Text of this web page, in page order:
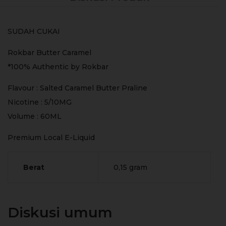
SUDAH CUKAI
Rokbar Butter Caramel
*100% Authentic by Rokbar
Flavour : Salted Caramel Butter Praline
Nicotine : 5/10MG
Volume : 60ML
Premium Local E-Liquid
Berat 0,15 gram
Diskusi umum